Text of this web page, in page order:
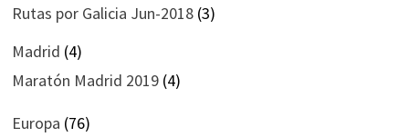
Rutas por Galicia Jun-2018(3)
Madrid (4)
Maratón Madrid 2019(4)
Europa (76)